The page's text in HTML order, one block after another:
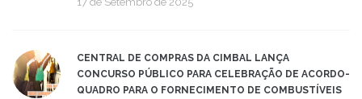
CENTRAL DE COMPRAS DA CIMBAL LANÇA
CONCURSO PÚBLICO PARA CELEBRAÇÃO DE ACORDO-
QUADRO PARA O FORNECIMENTO DE COMBUSTÍVEIS